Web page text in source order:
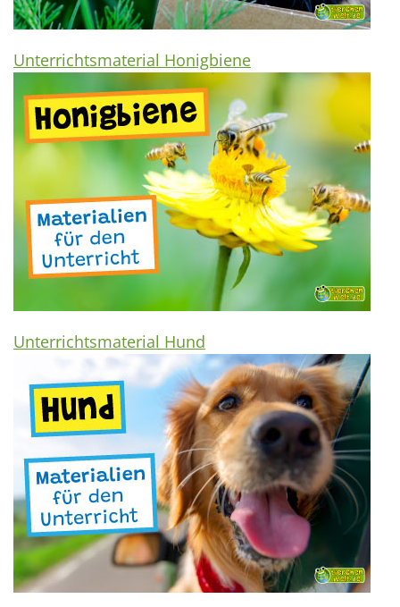
Unterrichtsmaterial Honigbiene
Unterrichtsmaterial Hund